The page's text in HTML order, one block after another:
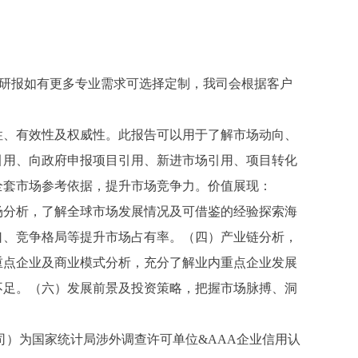
报如有更多专业需求可选择定制，我司会根据客户
有效性及权威性。此报告可以用于了解市场动向、
、向政府申报项目引用、新进市场引用、项目转化
市场参考依据，提升市场竞争力。价值展现：
析，了解全球市场发展情况及可借鉴的经验探索海
竞争格局等提升市场占有率。（四）产业链分析，
企业及商业模式分析，充分了解业内重点企业发展
。（六）发展前景及投资策略，把握市场脉搏、洞
为国家统计局涉外调查许可单位&AAA企业信用认